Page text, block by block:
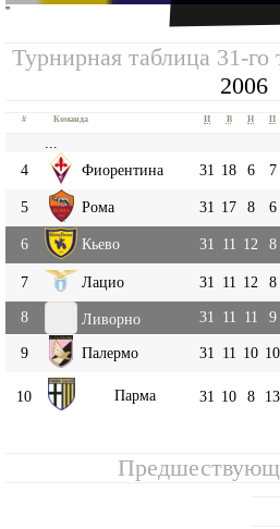
''
Турнирная таблица 31-го
2006
# Команда И В Н П
4
Фиорентина 31 18 6 7
5 Рома 31 17 8 6
6 Кьево 31 11 12 8
7 Лацио 31 11 12 8
8
Ливорно 31 11 11 9
9 Палермо 31 11 10 10
10 Парма 31 10 8 13